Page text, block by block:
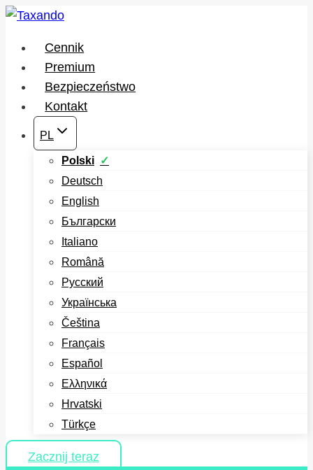
Przejdź
treści
Cennik
Premium
Bezpieczeństwo
Kontakt
PL
Polski
Deutsch
English
Български
Italiano
Română
Русский
Українська
Čeština
Français
Español
Ελληνικά
Hrvatski
Türkçe
Zacznij teraz